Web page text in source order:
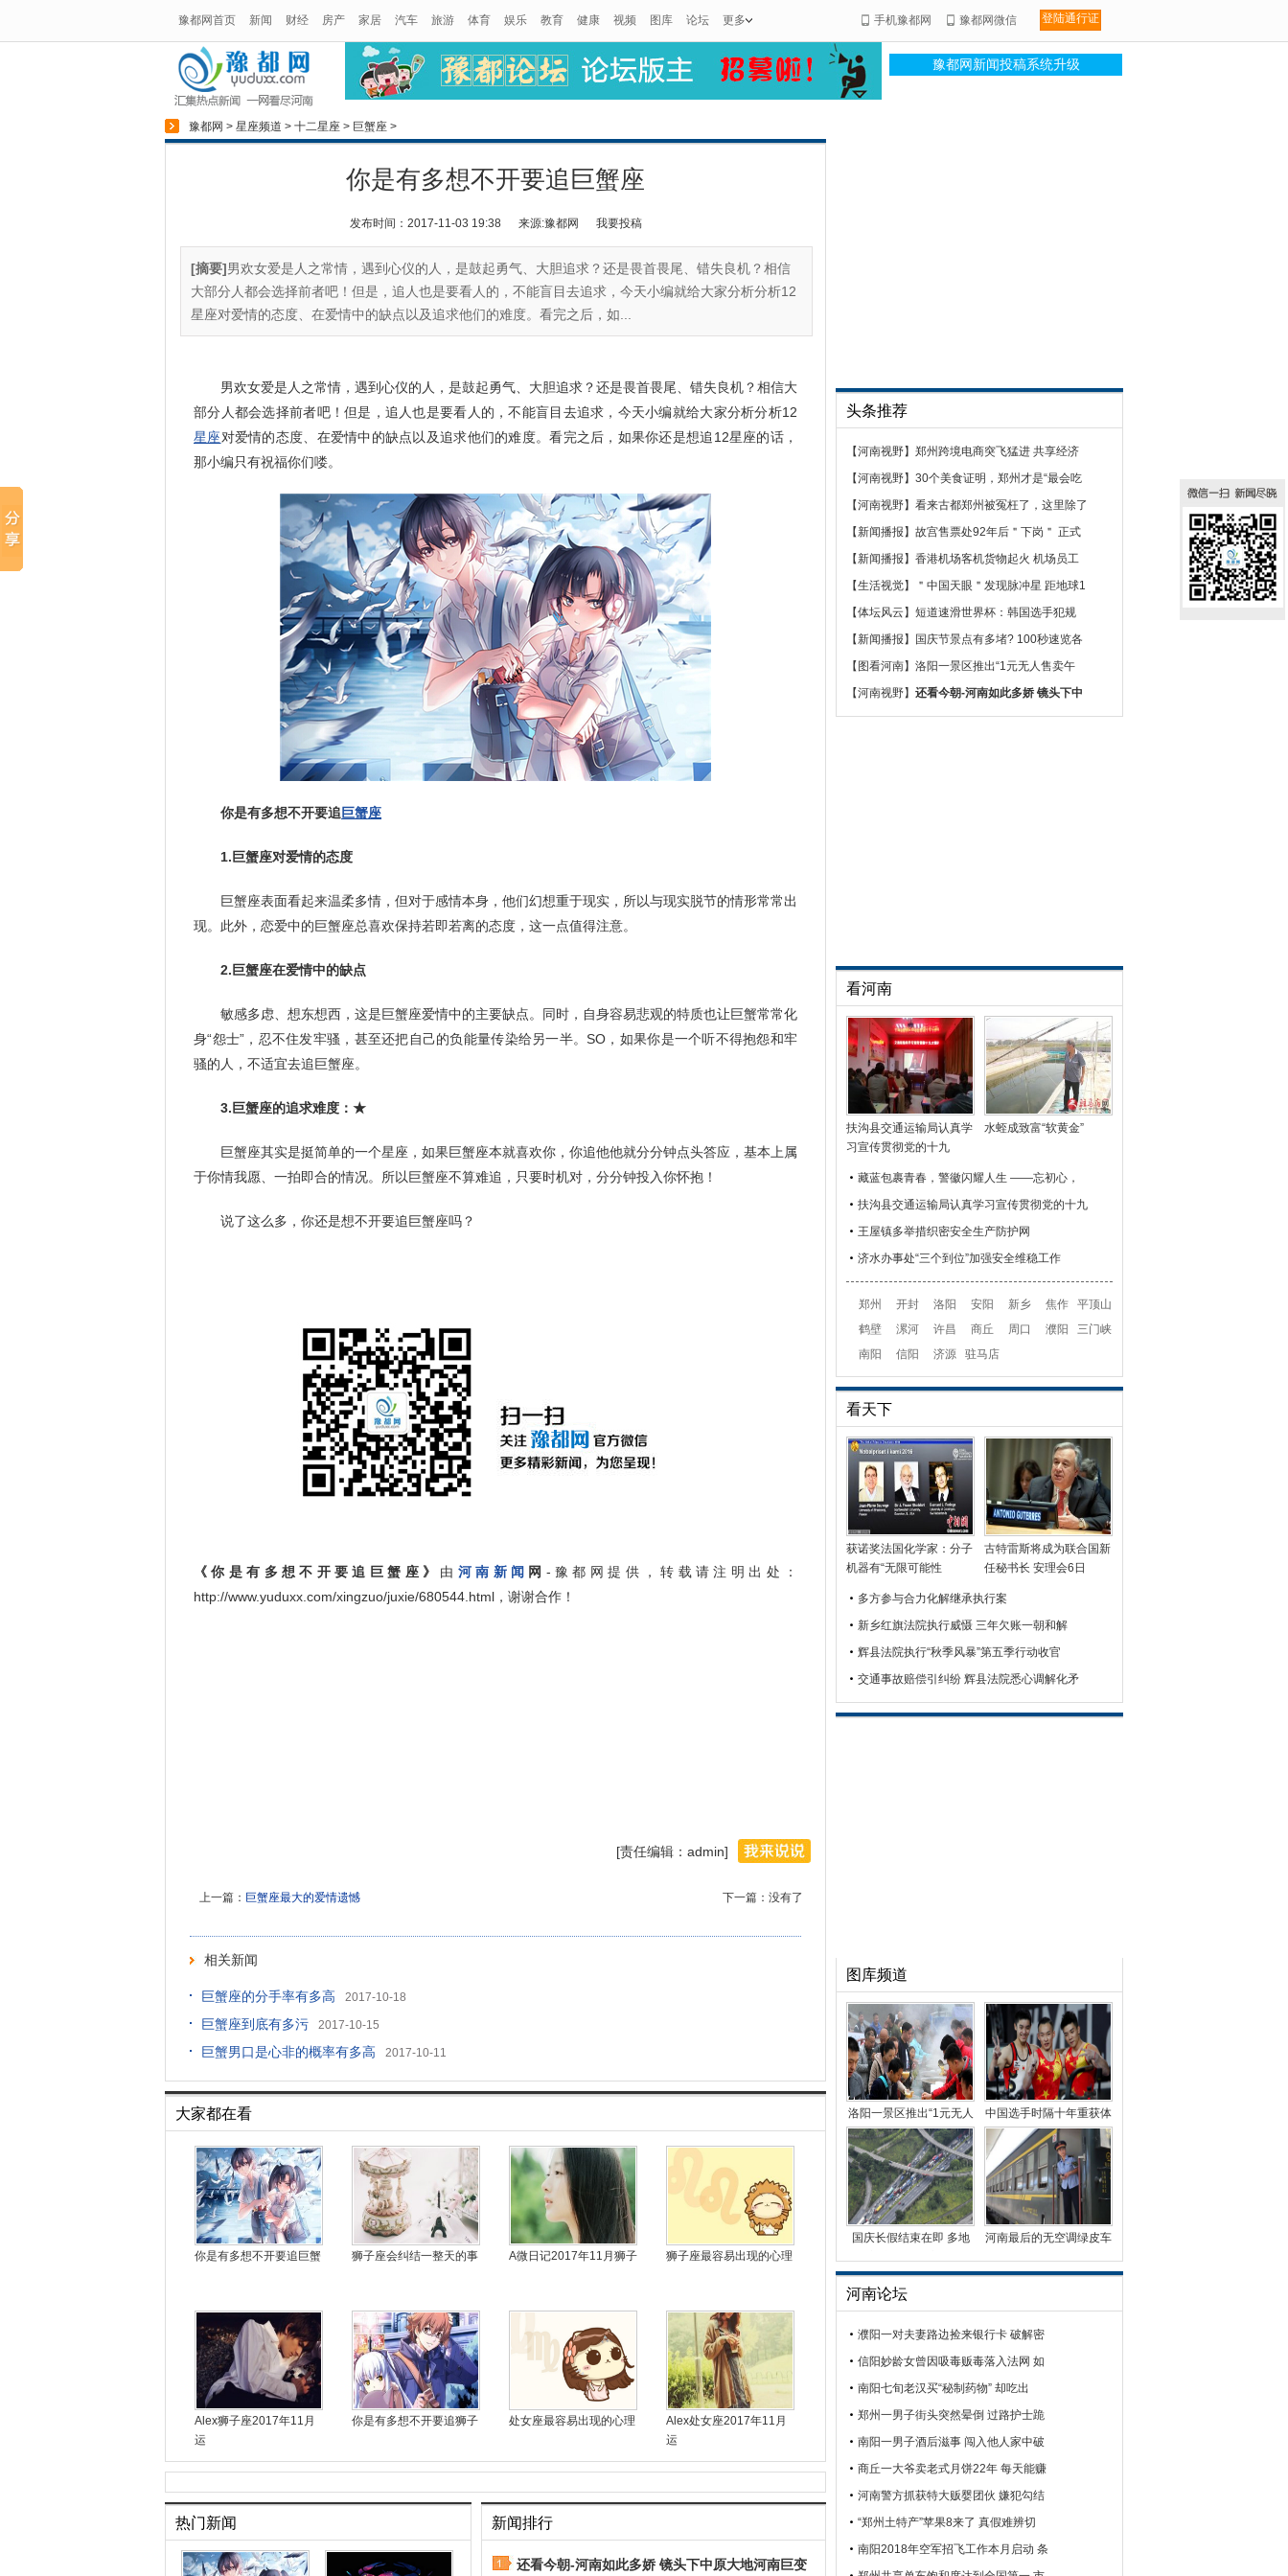
豫都网首页 新闻 财经 房产 家居 汽车 旅游 体育 娱乐 教育 健康 视频 图库 论坛 更多 手机豫都网 豫都网微信 登陆通行证
豫都网新闻投稿系统升级
豫都网 > 星座频道 > 十二星座 > 巨蟹座 >
你是有多想不开要追巨蟹座
发布时间：2017-11-03 19:38 来源:豫都网 我要投稿
[摘要]男欢女爱是人之常情，遇到心仪的人，是鼓起勇气、大胆追求？还是畏首畏尾、错失良机？相信
大部分人都会选择前者吧！但是，追人也是要看人的，不能盲目去追求，今天小编就给大家分析分析12
星座对爱情的态度、在爱情中的缺点以及追求他们的难度。看完之后，如...
男欢女爱是人之常情，遇到心仪的人，是鼓起勇气、大胆追求？还是畏首畏尾、错失良机？相信大
部分人都会选择前者吧！但是，追人也是要看人的，不能盲目去追求，今天小编就给大家分析分析12
星座对爱情的态度、在爱情中的缺点以及追求他们的难度。看完之后，如果你还是想追12星座的话，
那小编只有祝福你们喽。
你是有多想不开要追 巨蟹座
1.巨蟹座对爱情的态度
巨蟹座表面看起来温柔多情，但对于感情本身，他们幻想重于现实，所以与现实脱节的情形常常出
现。此外，恋爱中的巨蟹座总喜欢保持若即若离的态度，这一点值得注意。
2.巨蟹座在爱情中的缺点
敏感多虑、想东想西，这是巨蟹座爱情中的主要缺点。同时，自身容易悲观的特质也让巨蟹常常化
身“怨士”，忍不住发牢骚，甚至还把自己的负能量传染给另一半。SO，如果你是一个听不得抱怨和牢
骚的人，不适宜去追巨蟹座。
3.巨蟹座的追求难度：★
巨蟹座其实是挺简单的一个星座，如果巨蟹座本就喜欢你，你追他他就分分钟点头答应，基本上属
于你情我愿、一拍即合的情况。所以巨蟹座不算难追，只要时机对，分分钟投入你怀抱！
说了这么多，你还是想不开要追巨蟹座吗？
《你是有多想不开要追巨蟹座》 由 河南新闻 网 -豫都网提供，转载请注明出处：
http://www.yuduxx.com/xingzuo/juxie/680544.html，谢谢合作！
[责任编辑：admin]
下一篇：没有了
上一篇： 巨蟹座最大的爱情遗憾
相关新闻
巨蟹座的分手率有多高 2017-10-18
巨蟹座到底有多污 2017-10-15
巨蟹男口是心非的概率有多高 2017-10-11
大家都在看
你是有多想不开要追巨蟹 狮子座会纠结一整天的事 A微日记2017年11月狮子 狮子座最容易出现的心理
Alex狮子座2017年11月
运
你是有多想不开要追狮子 处女座最容易出现的心理
Alex处女座2017年11月
运
热门新闻 新闻排行
还看今朝-河南如此多娇 镜头下中原大地河南巨变
头条推荐
【河南视野】 郑州跨境电商突飞猛进 共享经济
【河南视野】 30个美食证明，郑州才是“最会吃
【河南视野】 看来古都郑州被冤枉了，这里除了
【新闻播报 】 故宫售票处92年后＂下岗＂ 正式
【新闻播报 】 香港机场客机货物起火 机场员工
【生活视觉】
＂中国天眼＂发现脉冲星 距地球1
【体坛风云 】 短道速滑世界杯：韩国选手犯规
【新闻播报 】
国庆节景点有多堵? 100秒速览各
【 图看河南】 洛阳一景区推出“1元无人售卖午
【河南视野】 还看今朝-河南如此多娇 镜头下中
看河南
扶沟县交通运输局认真学
习宣传贯彻党的十九
水蛭成致富“软黄金”
藏蓝包裹青春，警徽闪耀人生 ——忘初心，
扶沟县交通运输局认真学习宣传贯彻党的十九
王屋镇多举措织密安全生产防护网
济水办事处“三个到位”加强安全维稳工作
郑州 开封 洛阳 安阳 新乡 焦作
平顶山
鹤壁
漯河 许昌 商丘 周口 濮阳
三门峡
南阳
信阳 济源 驻马店
看天下
获诺奖法国化学家：分子
机器有“无限可能性
古特雷斯将成为联合国新
任秘书长 安理会6日
多方参与合力化解继承执行案
新乡红旗法院执行威慑 三年欠账一朝和解
辉县法院执行“秋季风暴”第五季行动收官
交通事故赔偿引纠纷 辉县法院悉心调解化矛
图库频道
洛阳一景区推出“1元无人
售卖午餐” 引千人
中国选手时隔十年重获体
操世锦赛男子“全能
国庆长假结束在即 多地
河南最后的无空调绿皮车
河南论坛
濮阳一对夫妻路边捡来银行卡 破解密
信阳妙龄女曾因吸毒贩毒落入法网 如
南阳七旬老汉买“秘制药物” 却吃出
郑州一男子街头突然晕倒 过路护士跪
南阳一男子酒后滋事 闯入他人家中破
商丘一大爷卖老式月饼22年 每天能赚
河南警方抓获特大贩婴团伙 嫌犯勾结
“郑州土特产”苹果8来了 真假难辨切
南阳2018年空军招飞工作本月启动 条